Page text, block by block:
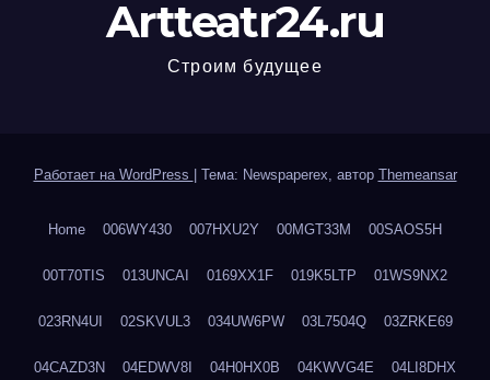
Artteatr24.ru
Строим будущее
Работает на WordPress Тема: Newspaperex, автор Themeansar
Home 006WY430 007HXU2Y 00MGT33M 00SAOS5H
00T70TIS 013UNCAI 0169XX1F 019K5LTP 01WS9NX2
023RN4UI 02SKVUL3 034UW6PW 03L7504Q 03ZRKE69
04CAZD3N 04EDWV8I 04H0HX0B 04KWVG4E 04LI8DHX